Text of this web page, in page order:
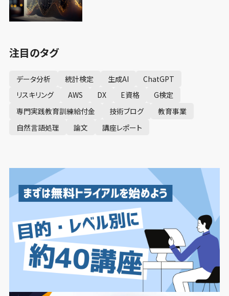
注目のタグ
データ分析 統計検定 生成AI
ChatGPT
リスキリング
AWS DX E資格
G検定
専門実践教育訓練給付金
技術ブログ
教育事業
自然言語処理
論文 講座レポート